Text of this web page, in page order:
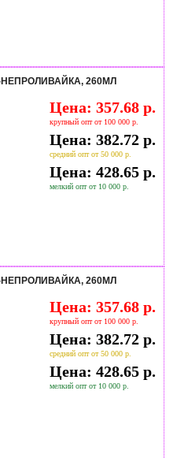
НЕПРОЛИВАЙКА, 260МЛ
Цена: 357.68 р.
крупный опт от 100 000 р.
Цена: 382.72 р.
средний опт от 50 000 р.
Цена: 428.65 р.
мелкий опт от 10 000 р.
НЕПРОЛИВАЙКА, 260МЛ
Цена: 357.68 р.
крупный опт от 100 000 р.
Цена: 382.72 р.
средний опт от 50 000 р.
Цена: 428.65 р.
мелкий опт от 10 000 р.